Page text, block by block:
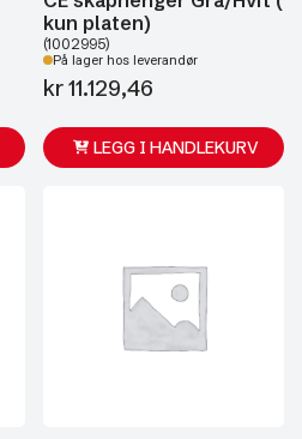
kun platen)
(1002995)
På lager hos leverandør
kr11.129,46
LEGG I HANDLEKURV